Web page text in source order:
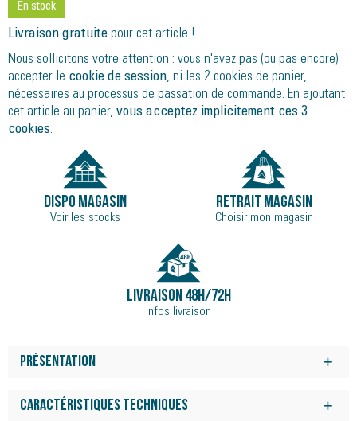
En stock
Livraison gratuite pour cet article !
Nous sollicitons votre attention : vous n'avez pas (ou pas encore)
accepter le cookie de session, ni les 2 cookies de panier,
nécessaires au processus de passation de commande. En ajoutant
cet article au panier, vous acceptez implicitement ces 3
cookies.
DISPO MAGASIN
Voir les stocks
RETRAIT MAGASIN
Choisir mon magasin
LIVRAISON 48H/72H
Infos livraison
Présentation
fonctionnelle et pratique de la large gamme GARMIN. Son
Caractéristiques techniques